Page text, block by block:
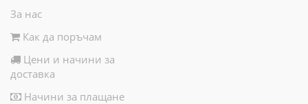
За нас
Как да поръчам
Цени и начини за
доставка
Начини за плащане